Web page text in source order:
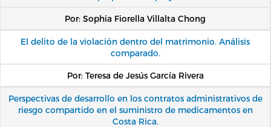
Por: Sophia Fiorella Villalta Chong
El delito de la violación dentro del matrimonio. Análisis
comparado.
Por: Teresa de Jesús García Rivera
Perspectivas de desarrollo en los contratos administrativos de
riesgo compartido en el suministro de medicamentos en
Costa Rica.